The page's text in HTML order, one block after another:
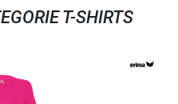
T-SHIRTS